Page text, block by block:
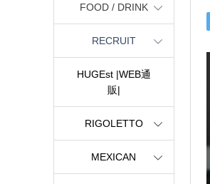
FOOD / DRINK
RECRUIT
HUGEst |WEB通
販|
RIGOLETTO
MEXICAN